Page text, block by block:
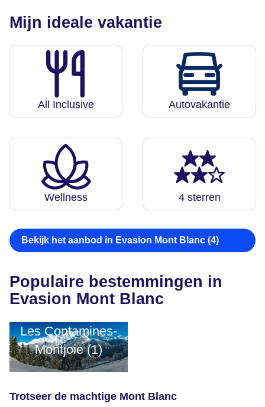
Mijn ideale vakantie
All Inclusive Autovakantie
Wellness 4 sterren
Bekijk het aanbod in Evasion Mont Blanc (4)
Populaire bestemmingen in
Evasion Mont Blanc
Les Contamines-
Montjoie (1)
Trotseer de machtige Mont Blanc